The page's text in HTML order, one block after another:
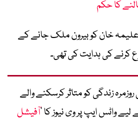
کا حکم
علیمہ خان کو بیرون ملک جانے کے
کرنے کی ہدایت کی تھی۔
زندگی کو متاثر کرسکنے والے
واٹس ایپ پر وی نیوز کا ’آفیشل